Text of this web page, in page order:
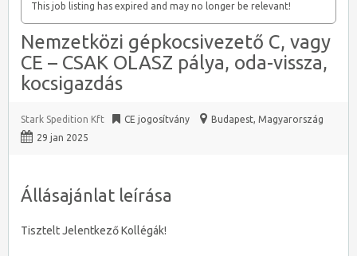
This job listing has expired and may no longer be relevant!
Nemzetközi gépkocsivezető C, vagy
CE – CSAK OLASZ pálya, oda-vissza,
kocsigazdás
Stark Spedition Kft CE jogosítvány Budapest, Magyarország
29 jan 2025
Állásajánlat leírása
Tisztelt Jelentkező Kollégák!